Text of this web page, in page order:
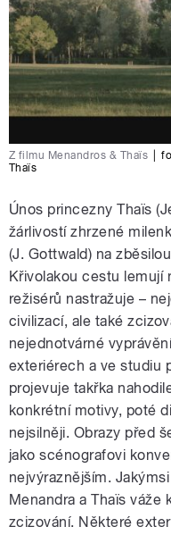
Z filmu Menandros & Thaïs
Thaïs
Únos princezny Thaïs
žárlivostí zhrzené
(J. Gottwald) na
Křivolakou cestu lemují
režisérů nastražuje –
civilizací, ale také
nejednotvárné
exteriérech a ve studiu
projevuje takřka
konkrétní motivy, poté
nejsilněji. Obrazy před
jako scénografovi
nejvýraznějším.
Menandra a Thaïs váže
zcizování. Některé